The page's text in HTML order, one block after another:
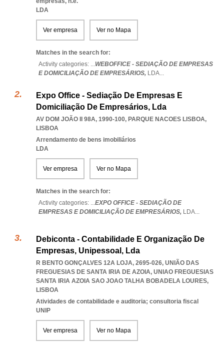
LDA
Ver empresa Ver no Mapa
Matches in the search for:
Activity categories: ...WEBOFFICE - SEDIAÇÃO DE EMPRESAS
E DOMICILIAÇÃO DE EMPRESÁRIOS, LDA...
Expo Office - Sediação De Empresas E
Domiciliação De Empresários, Lda
AV DOM JOÃO II 98A, 1990-100, PARQUE NACOES LISBOA,
LISBOA
Arrendamento de bens imobiliários
LDA
Ver empresa Ver no Mapa
Matches in the search for:
Activity categories: ...EXPO OFFICE - SEDIAÇÃO DE
EMPRESAS E DOMICILIAÇÃO DE EMPRESÁRIOS, LDA...
Debiconta - Contabilidade E Organização De
Empresas, Unipessoal, Lda
R BENTO GONÇALVES 12A LOJA, 2695-026, UNIÃO DAS
FREGUESIAS DE SANTA IRIA DE AZOIA, UNIAO FREGUESIAS
SANTA IRIA AZOIA SAO JOAO TALHA BOBADELA LOURES,
LISBOA
Atividades de contabilidade e auditoria; consultoria fiscal
UNIP
Ver empresa Ver no Mapa